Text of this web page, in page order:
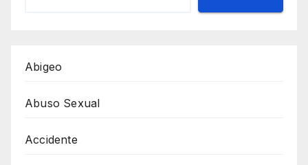
Abigeo
Abuso Sexual
Accidente